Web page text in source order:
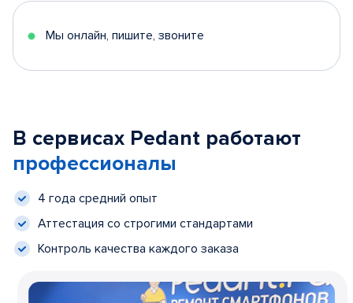
Мы онлайн, пишите, звоните
В сервисах Pedant работают
профессионалы
4 года средний опыт
Аттестация со строгими стандартами
Контроль качества каждого заказа